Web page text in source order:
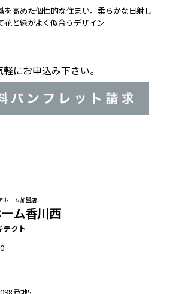
を高めた個性的な住まい。柔らかな日射し
花と緑がよく似合うデザイン
軽にお申込み下さい。
ホーム加盟店
ム香川西
テクト